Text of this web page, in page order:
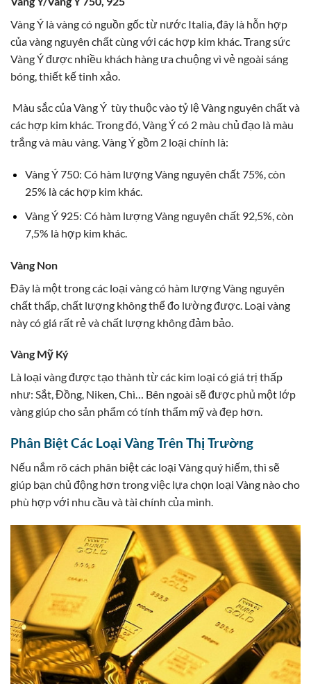
Vàng Ý là vàng có nguồn gốc từ nước Italia, đây là hỗn hợp
của vàng nguyên chất cùng với các hợp kim khác. Trang sức
Vàng Ý được nhiều khách hàng ưa chuộng vì vẻ ngoài sáng
bóng, thiết kế tinh xảo.
Màu sắc của Vàng Ý tùy thuộc vào tỷ lệ Vàng nguyên chất và
các hợp kim khác. Trong đó, Vàng Ý có 2 màu chủ đạo là màu
trắng và màu vàng. Vàng Ý gồm 2 loại chính là:
Vàng Ý 750: Có hàm lượng Vàng nguyên chất 75%, còn
25% là các hợp kim khác.
Vàng Ý 925: Có hàm lượng Vàng nguyên chất 92,5%, còn
7,5% là hợp kim khác.
Vàng Non
Đây là một trong các loại vàng có hàm lượng Vàng nguyên
chất thấp, chất lượng không thể đo lường được. Loại vàng
này có giá rất rẻ và chất lượng không đảm bảo.
Vàng Mỹ Ký
Là loại vàng được tạo thành từ các kim loại có giá trị thấp
như: Sắt, Đồng, Niken, Chì… Bên ngoài sẽ được phủ một lớp
vàng giúp cho sản phẩm có tính thẩm mỹ và đẹp hơn.
Phân Biệt Các Loại Vàng Trên Thị Trường
Nếu nắm rõ cách phân biệt các loại Vàng quý hiếm, thì sẽ
giúp bạn chủ động hơn trong việc lựa chọn loại Vàng nào cho
phù hợp với nhu cầu và tài chính của mình.